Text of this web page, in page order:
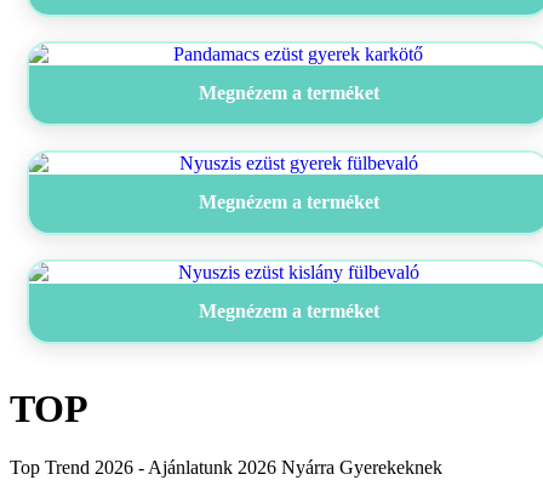
Megnézem a terméket
Megnézem a terméket
Megnézem a terméket
TOP
Top Trend 2026 - Ajánlatunk 2026 Nyárra Gyerekeknek